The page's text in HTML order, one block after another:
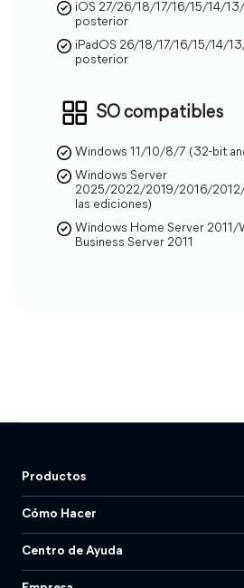
Sin pérdida de datos
No se requiere jailbreak
Amplia compatibilidad
Problemas solucionables
Tasa de éxito
iOS 27/26/18/17/16/15/14/
posterior
iPadOS 26/18/17/16/15/14/
posterior
SO compatibles
Windows 11/10/8/7 (32-bit
Windows Server
2025/2022/2019/2016/
las ediciones)
Windows Home Server 2011/
Business Server 2011
Productos
Cómo Hacer
Centro de Ayuda